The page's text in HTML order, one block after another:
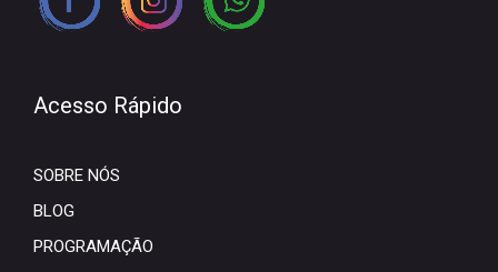
Acesso Rápido
SOBRE NÓS
BLOG
PROGRAMAÇÃO